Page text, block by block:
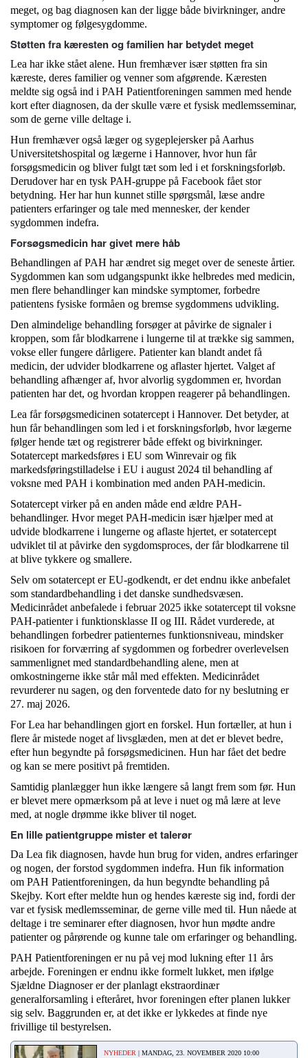
meget, og bag diagnosen kan der ligge både bivirkninger, andre
symptomer og følgesygdomme.
Støtten fra kæresten og familien har betydet meget
Lea har ikke stået alene. Hun fremhæver især støtten fra sin
kæreste, deres familier og venner som afgørende. Kæresten
meldte sig også ind i PAH Patientforeningen sammen med hende
kort efter diagnosen, da der skulle være et fysisk medlemsseminar,
som de gerne ville deltage i.
Hun fremhæver også læger og sygeplejersker på Aarhus
Universitetshospital og lægerne i Hannover, hvor hun får
forsøgsmedicin og bliver fulgt tæt som led i et forskningsforløb.
Derudover har en tysk PAH-gruppe på Facebook fået stor
betydning. Her har hun kunnet stille spørgsmål, læse andre
patienters erfaringer og tale med mennesker, der kender
sygdommen indefra.
Forsøgsmedicin har givet mere håb
Behandlingen af PAH har ændret sig meget over de seneste årtier.
Sygdommen kan som udgangspunkt ikke helbredes med medicin,
men flere behandlinger kan mindske symptomer, forbedre
patientens fysiske formåen og bremse sygdommens udvikling.
Den almindelige behandling forsøger at påvirke de signaler i
kroppen, som får blodkarrene i lungerne til at trække sig sammen,
vokse eller fungere dårligere. Patienter kan blandt andet få
medicin, der udvider blodkarrene og aflaster hjertet. Valget af
behandling afhænger af, hvor alvorlig sygdommen er, hvordan
patienten har det, og hvordan kroppen reagerer på behandlingen.
Lea får forsøgsmedicinen sotatercept i Hannover. Det betyder, at
hun får behandlingen som led i et forskningsforløb, hvor lægerne
følger hende tæt og registrerer både effekt og bivirkninger.
Sotatercept markedsføres i EU som Winrevair og fik
markedsføringstilladelse i EU i august 2024 til behandling af
voksne med PAH i kombination med anden PAH-medicin.
Sotatercept virker på en anden måde end ældre PAH-
behandlinger. Hvor meget PAH-medicin især hjælper med at
udvide blodkarrene i lungerne og aflaste hjertet, er sotatercept
udviklet til at påvirke den sygdomsproces, der får blodkarrene til
at blive tykkere og smallere.
Selv om sotatercept er EU-godkendt, er det endnu ikke anbefalet
som standardbehandling i det danske sundhedsvæsen.
Medicinrådet anbefalede i februar 2025 ikke sotatercept til voksne
PAH-patienter i funktionsklasse II og III. Rådet vurderede, at
behandlingen forbedrer patienternes funktionsniveau, mindsker
risikoen for forværring af sygdommen og forbedrer overlevelsen
sammenlignet med standardbehandling alene, men at
omkostningerne ikke står mål med effekten. Medicinrådet
revurderer nu sagen, og den forventede dato for ny beslutning er
27. maj 2026.
ForLea har behandlingen gjort en forskel. Hun fortæller, at hun i
flere år mistede noget af livsglæden, men at det er blevet bedre,
efter hun begyndte på forsøgsmedicinen. Hun har fået det bedre
og kan se mere positivt på fremtiden.
Samtidig planlægger hun ikke længere så langt frem som før. Hun
er blevet mere opmærksom på at leve i nuet og må lære at leve
med, at nogle drømme ikke bliver til noget.
En lille patientgruppe mister et talerør
Da Lea fik diagnosen, havde hun brug for viden, andres erfaringer
og nogen, der forstod sygdommen indefra. Hun fik information
om PAH Patientforeningen, da hun begyndte behandling på
Skejby. Kort efter meldte hun og hendes kæreste sig ind, fordi der
var et fysisk medlemsseminar, de gerne ville med til. Hun nåede at
deltage i tre seminarer efter diagnosen, hvor hun mødte andre
patienter og pårørende og kunne tale om erfaringer og behandling.
PAH Patientforeningen er nu på vej mod lukning efter 11 års
arbejde. Foreningen er endnu ikke formelt lukket, men ifølge
Sjældne Diagnoser er der planlagt ekstraordinær
generalforsamling i efteråret, hvor foreningen efter planen lukker
sig selv. Baggrunden er, at det ikke er lykkedes at finde nye
frivillige til bestyrelsen.
NYHEDER | MANDAG, 23. NOVEMBER 2020 10:00